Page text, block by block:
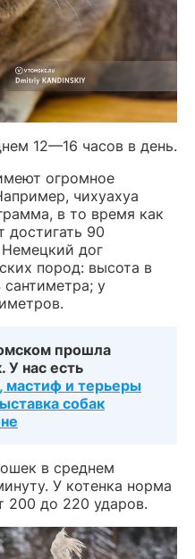
12—16 часов в день.
огромное
чихуахуа
в то время как
достигать 90
дог
пород: высота в
у
прошла
У нас есть
и терьеры
собак
в среднем
У котенка норма
200 до 220 ударов.